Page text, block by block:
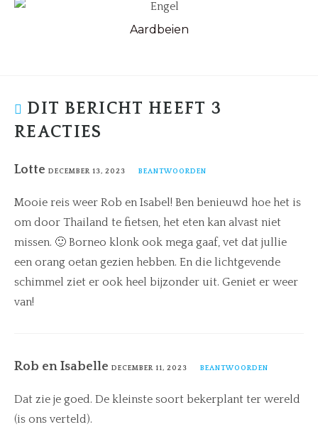
Aardbeien
DIT BERICHT HEEFT 3
REACTIES
Lotte DECEMBER 13, 2023 BEANTWOORDEN
Mooie reis weer Rob en Isabel! Ben benieuwd hoe het is
om door Thailand te fietsen, het eten kan alvast niet
missen. 🙂 Borneo klonk ook mega gaaf, vet dat jullie
een orang oetan gezien hebben. En die lichtgevende
schimmel ziet er ook heel bijzonder uit. Geniet er weer
van!
Rob en Isabelle DECEMBER 11, 2023 BEANTWOORDEN
Dat zie je goed. De kleinste soort bekerplant ter wereld
(is ons verteld).